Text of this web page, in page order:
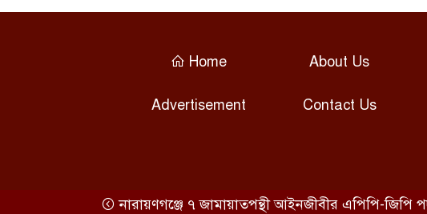
Home About Us
Advertisement Contact Us
নারায়ণগঞ্জে ৭ জামায়াতপন্থী আইনজীবীর এপিপি-জিপি পদ